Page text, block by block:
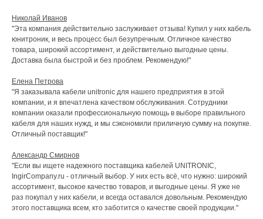
Николай Иванов
"Эта компания действительно заслуживает отзыва! Купил у них кабель
юнитроник, и весь процесс был безупречным. Отличное качество
товара, широкий ассортимент, и действительно выгодные цены.
Доставка была быстрой и без проблем. Рекомендую!"
Елена Петрова
"Я заказывала кабели unitronic для нашего предприятия в этой
компании, и я впечатлена качеством обслуживания. Сотрудники
компании оказали профессиональную помощь в выборе правильного
кабеля для наших нужд, и мы сэкономили приличную сумму на покупке.
Отличный поставщик!"
Александр Смирнов
"Если вы ищете надежного поставщика кабелей UNITRONIC,
IngirCompany.ru - отличный выбор. У них есть всё, что нужно: широкий
ассортимент, высокое качество товаров, и выгодные цены. Я уже не
раз покупал у них кабели, и всегда оставался довольным. Рекомендую
этого поставщика всем, кто заботится о качестве своей продукции."